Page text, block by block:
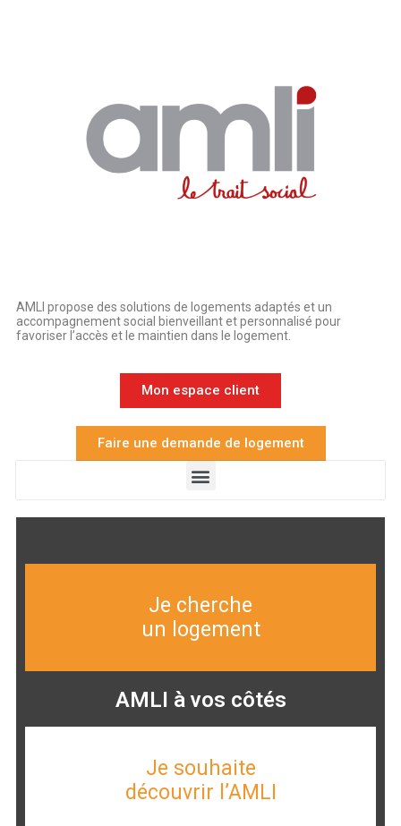
AMLI propose des solutions de logements adaptés et un
accompagnement social bienveillant et personnalisé pour
favoriser l’accès et le maintien dans le logement.
Mon espace client
Faire une demande de logement
Je cherche
un logement
AMLI à vos côtés
Je souhaite
découvrir l’AMLI